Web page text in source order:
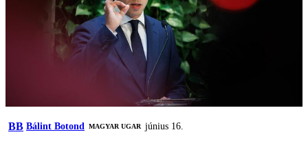
BB Bálint Botond MAGYAR UGAR június 16.